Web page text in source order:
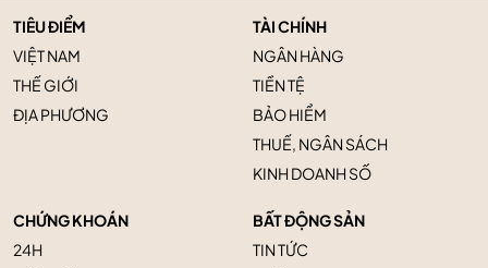
TIÊU ĐIỂM
VIỆT NAM
THẾ GIỚI
ĐỊA PHƯƠNG
TÀI CHÍNH
NGÂN HÀNG
TIỀN TỆ
BẢO HIỂM
THUẾ, NGÂN SÁCH
KINH DOANH SỐ
CHỨNG KHOÁN
24H
BẤT ĐỘNG SẢN
TIN TỨC